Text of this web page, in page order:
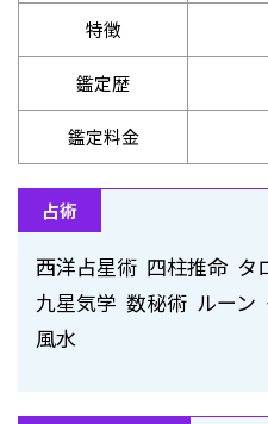
特徴
鑑定歴
鑑定料金
占術
西洋占星術 四柱推命 タ
九星気学 数秘術 ルー
風水